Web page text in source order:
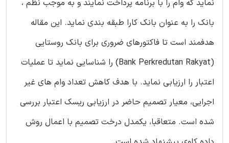
نماید که وام را با برنامه پرداخت نمایند و به موجب نظم ،
بانک را به عنوان بانک کارا طبقه بندی نماید. این مقاله
هدفمند است تا فاکتورهای ضروری برای بانک روستایی
(Bank Perkredutan Rakyat) را شناسایی نماید تا عملیات
اعتبار را ارزیابی نماید. با هدف کاهش تعداد وام های غیر
اجرایی، معیار تصمیم حاضر در ارزیابی ریسک اعتبار بررسی
شده است. متعاقبا، یکمدل درخت تصمیم با اعمال روش